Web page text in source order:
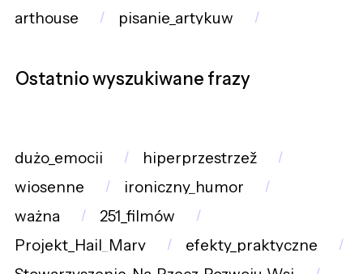
arthouse
pisanie_artykuw
Ostatnio wyszukiwane frazy
dużo_emocji
hiperprzestrzež
wiosenne
ironiczny_humor
ważna
251_filmów
Projekt_Hail_Mary
efekty_praktyczne